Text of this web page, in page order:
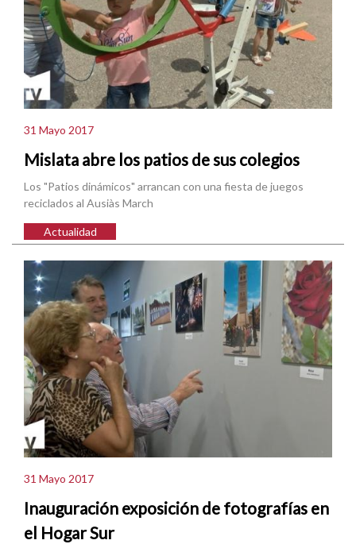
31 Mayo 2017
Mislata abre los patios de sus colegios
Los "Patios dinámicos" arrancan con una fiesta de juegos
reciclados al Ausiàs March
Actualidad
31 Mayo 2017
Inauguración exposición de fotografías en
el Hogar Sur